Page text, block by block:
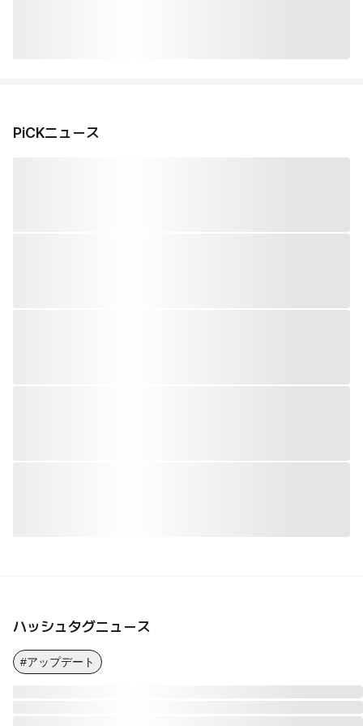
PiCKニュース
ハッシュタグニュース
#アップデート